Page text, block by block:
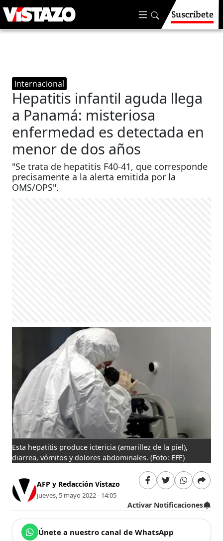
Suscríbete
Internacional
Hepatitis infantil aguda llega
a Panamá: misteriosa
enfermedad es detectada en
menor de dos años
"Se trata de hepatitis F40-41, que corresponde
precisamente a la alerta emitida por la
OMS/OPS".
Esta hepatitis produce ictericia (amarillez de la piel),
diarrea, vómitos y dolores abdominales. (Foto: EFE)
AFP y Redacción Vistazo
jueves, 5 mayo 2022 - 14:05
Activar Notificaciones
Únete a nuestro canal de WhatsApp